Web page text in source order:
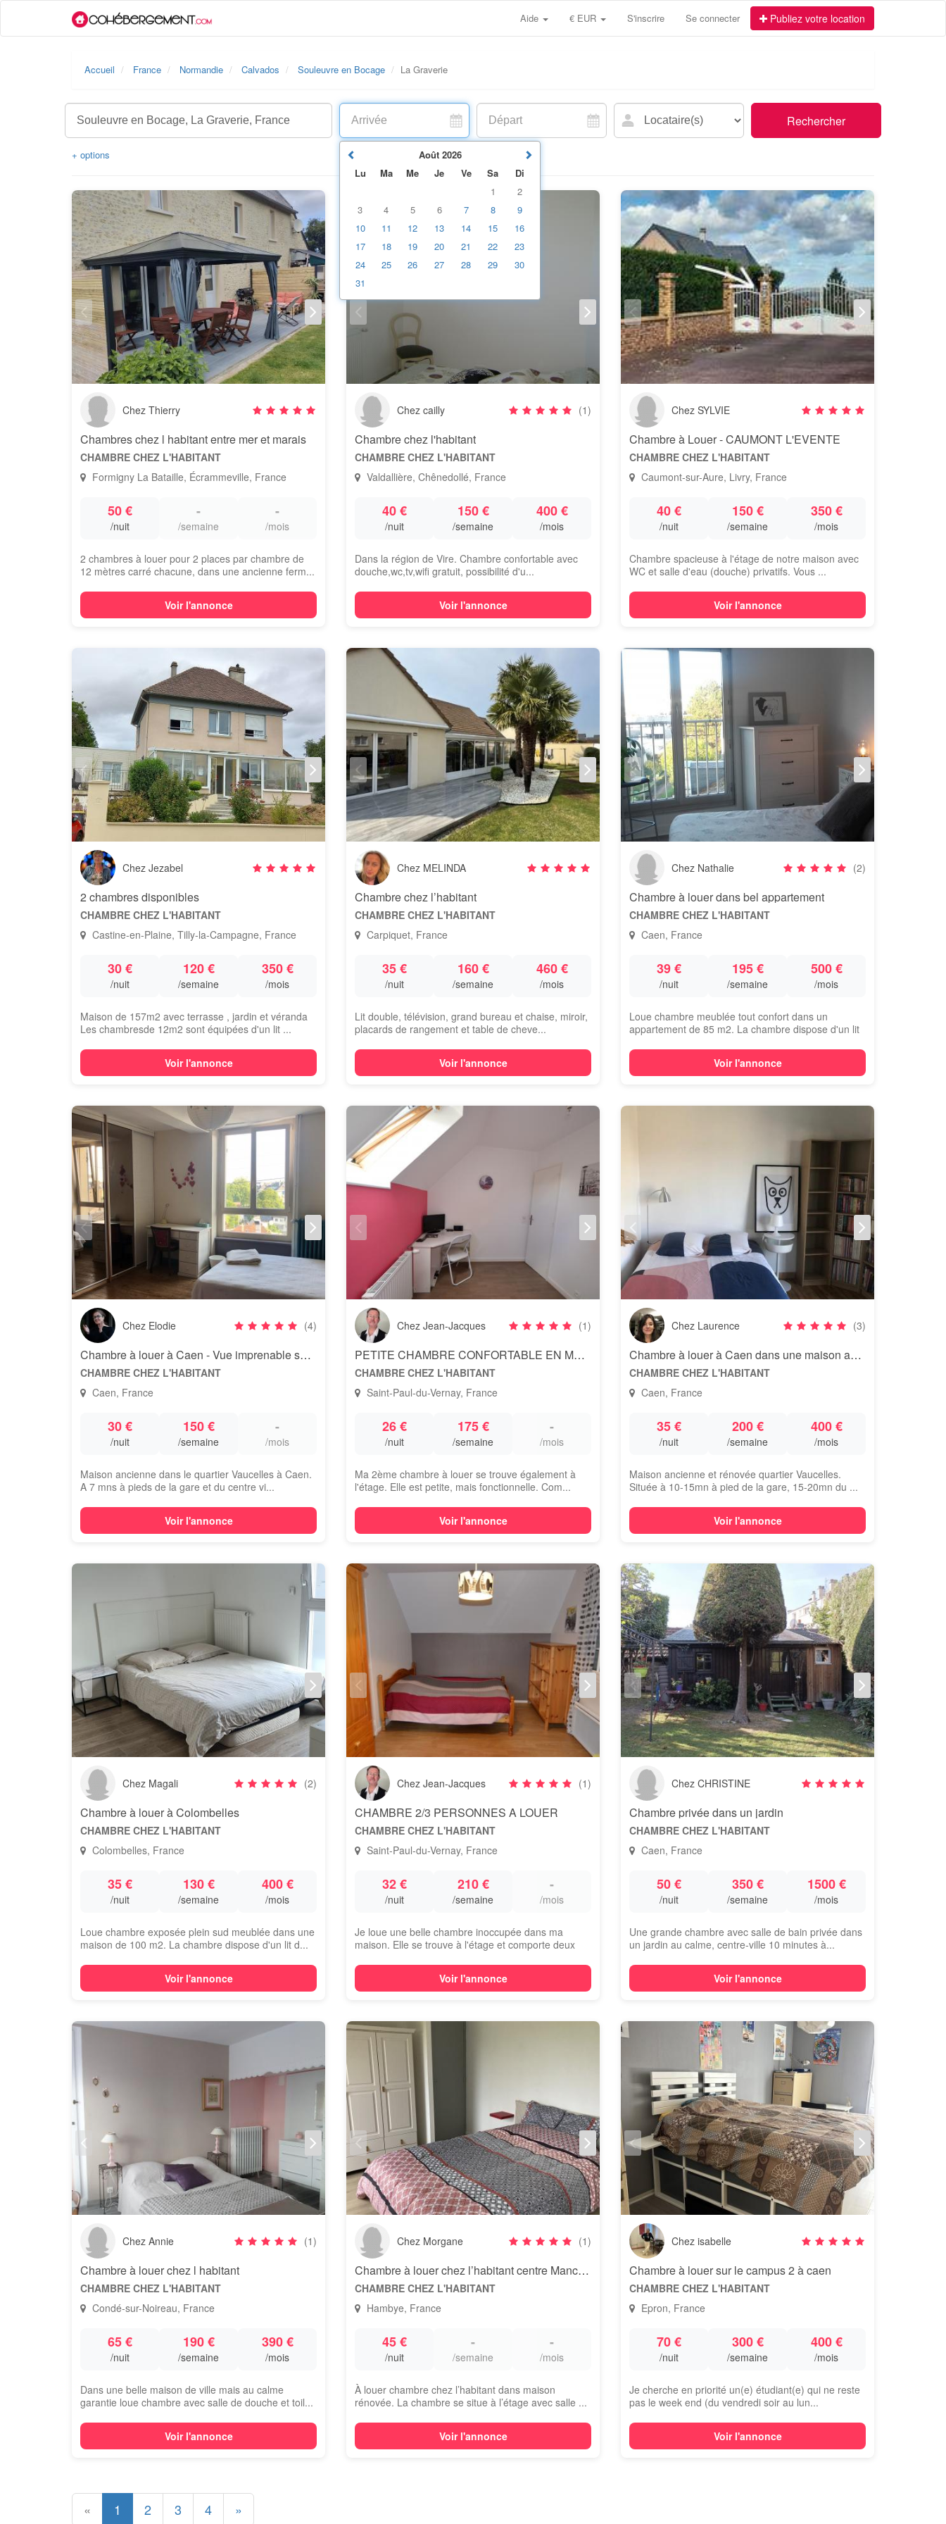
Aide € EUR S'inscrire Se connecter Publiez votre location
Accueil France Normandie Calvados Souleuvre en Bocage La Graverie
Rechercher
+ options
Chez Thierry
Chambres chez l habitant entre mer et marais
CHAMBRE CHEZ L'HABITANT
Formigny La Bataille, Écrammeville, France
50 €
/nuit
-
/semaine
-
/mois
2 chambres à louer pour 2 places par chambre de
12 mètres carré chacune, dans une ancienne ferm...
Voir l'annonce
Chez cailly (1)
Chambre chez l'habitant
CHAMBRE CHEZ L'HABITANT
Valdallière, Chênedollé, France
40 €
/nuit
150 €
/semaine
400 €
/mois
Dans la région de Vire. Chambre confortable avec
douche,wc,tv,wifi gratuit, possibilité d'u...
Voir l'annonce
Chez SYLVIE
Chambre à Louer - CAUMONT L'EVENTE
CHAMBRE CHEZ L'HABITANT
Caumont-sur-Aure, Livry, France
40 €
/nuit
150 €
/semaine
350 €
/mois
Chambre spacieuse à l'étage de notre maison avec
WC et salle d'eau (douche) privatifs. Vous ...
Voir l'annonce
Chez Jezabel
2 chambres disponibles
CHAMBRE CHEZ L'HABITANT
Castine-en-Plaine, Tilly-la-Campagne, France
30 €
/nuit
120 €
/semaine
350 €
/mois
Maison de 157m2 avec terrasse , jardin et véranda
Les chambresde 12m2 sont équipées d'un lit ...
Voir l'annonce
Chez MELINDA
Chambre chez l’habitant
CHAMBRE CHEZ L'HABITANT
Carpiquet, France
35 €
/nuit
160 €
/semaine
460 €
/mois
Lit double, télévision, grand bureau et chaise, miroir,
placards de rangement et table de cheve...
Voir l'annonce
Chez Nathalie (2)
Chambre à louer dans bel appartement
CHAMBRE CHEZ L'HABITANT
Caen, France
39 €
/nuit
195 €
/semaine
500 €
/mois
Loue chambre meublée tout confort dans un
appartement de 85 m2. La chambre dispose d'un lit
Voir l'annonce
Chez Elodie (4)
Chambre à louer à Caen - Vue imprenable sur Caen
CHAMBRE CHEZ L'HABITANT
Caen, France
30 €
/nuit
150 €
/semaine
-
/mois
Maison ancienne dans le quartier Vaucelles à Caen.
A 7 mns à pieds de la gare et du centre vi...
Voir l'annonce
Chez Jean-Jacques (1)
PETITE CHAMBRE CONFORTABLE EN MAISON DE CAMPAGNE
CHAMBRE CHEZ L'HABITANT
Saint-Paul-du-Vernay, France
26 €
/nuit
175 €
/semaine
-
/mois
Ma 2ème chambre à louer se trouve également à
l'étage. Elle est petite, mais fonctionnelle. Com...
Voir l'annonce
Chez Laurence (3)
Chambre à louer à Caen dans une maison ancienne et rénovée
CHAMBRE CHEZ L'HABITANT
Caen, France
35 €
/nuit
200 €
/semaine
400 €
/mois
Maison ancienne et rénovée quartier Vaucelles.
Située à 10-15mn à pied de la gare, 15-20mn du ...
Voir l'annonce
Chez Magali (2)
Chambre à louer à Colombelles
CHAMBRE CHEZ L'HABITANT
Colombelles, France
35 €
/nuit
130 €
/semaine
400 €
/mois
Loue chambre exposée plein sud meublée dans une
maison de 100 m2. La chambre dispose d'un lit d...
Voir l'annonce
Chez Jean-Jacques (1)
CHAMBRE 2/3 PERSONNES A LOUER
CHAMBRE CHEZ L'HABITANT
Saint-Paul-du-Vernay, France
32 €
/nuit
210 €
/semaine
-
/mois
Je loue une belle chambre inoccupée dans ma
maison. Elle se trouve à l'étage et comporte deux
Voir l'annonce
Chez CHRISTINE
Chambre privée dans un jardin
CHAMBRE CHEZ L'HABITANT
Caen, France
50 €
/nuit
350 €
/semaine
1500 €
/mois
Une grande chambre avec salle de bain privée dans
un jardin au calme, centre-ville 10 minutes à...
Voir l'annonce
Chez Annie (1)
Chambre à louer chez l habitant
CHAMBRE CHEZ L'HABITANT
Condé-sur-Noireau, France
65 €
/nuit
190 €
/semaine
390 €
/mois
Dans une belle maison de ville mais au calme
garantie loue chambre avec salle de douche et toil...
Voir l'annonce
Chez Morgane (1)
Chambre à louer chez l’habitant centre Manche 15 min A84
CHAMBRE CHEZ L'HABITANT
Hambye, France
45 €
/nuit
-
/semaine
-
/mois
À louer chambre chez l’habitant dans maison
rénovée. La chambre se situe à l’étage avec salle ...
Voir l'annonce
Chez isabelle
Chambre à louer sur le campus 2 à caen
CHAMBRE CHEZ L'HABITANT
Epron, France
70 €
/nuit
300 €
/semaine
400 €
/mois
Je cherche en priorité un(e) étudiant(e) qui ne reste
pas le week end (du vendredi soir au lun...
Voir l'annonce
« 1 2 3 4 »
Août 2026
Lu
Ma Me Je Ve Sa
Di
1
2
3
4 5 6 7 8
9
10
11 12 13 14 15
16
17
18 19 20 21 22
23
24
25 26 27 28 29
30
31